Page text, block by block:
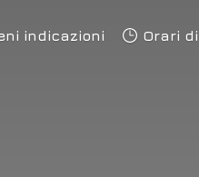
indicazioni Orari